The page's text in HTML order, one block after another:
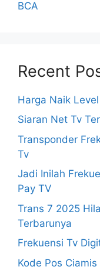
BCA
Recent
Harga Naik
Siaran Net Tv
Transponder
Tv
Jadi Inilah
Pay TV
Trans 7 2025
Terbarunya
Frekuensi Tv
Kode Pos